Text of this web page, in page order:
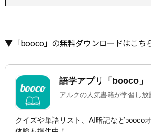
▼「booco」の無料ダウンロードはこち